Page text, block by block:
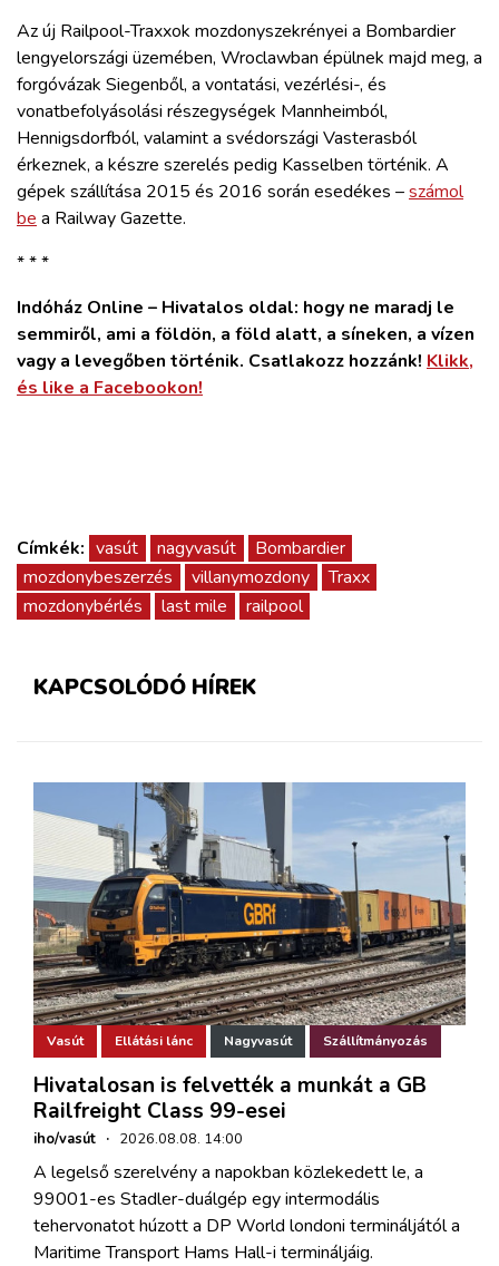
Az új Railpool-Traxxok mozdonyszekrényei a Bombardier
lengyelországi üzemében, Wroclawban épülnek majd meg, a
forgóvázak Siegenből, a vontatási, vezérlési-, és
vonatbefolyásolási részegységek Mannheimból,
Hennigsdorfból, valamint a svédországi Vasterasból
érkeznek, a készre szerelés pedig Kasselben történik. A
gépek szállítása 2015 és 2016 során esedékes –számol
be a Railway Gazette.
* * *
Indóház Online – Hivatalos oldal: hogy ne maradj le
semmiről, ami a földön, a föld alatt, a síneken, a vízen
vagy a levegőben történik. Csatlakozz hozzánk! Klikk,
és like a Facebookon!
Címkék: vasút nagyvasút
Bombardier
mozdonybeszerzés
villanymozdony
Traxx
mozdonybérlés
last mile railpool
KAPCSOLÓDÓ HÍREK
Vasút Ellátási lánc Nagyvasút Szállítmányozás
Hivatalosan is felvették a munkát a GB
Railfreight Class 99-esei
iho/vasút · 2026.08.08. 14:00
A legelső szerelvény a napokban közlekedett le, a
99001-es Stadler-duálgép egy intermodális
tehervonatot húzott a DP World londoni termináljától a
Maritime Transport Hams Hall-i termináljáig.